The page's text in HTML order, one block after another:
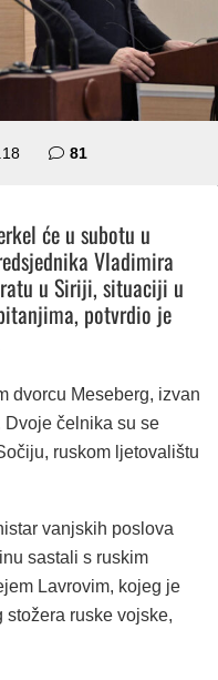
81
će u subotu u
Vladimira
u Siriji, situaciji u
potvrdio je
dvorcu Meseberg, izvan
Dvoje čelnika su se
ruskom ljetovalištu
vanjskih poslova
sastali s ruskim
Lavrovim, kojeg je
ruske vojske,